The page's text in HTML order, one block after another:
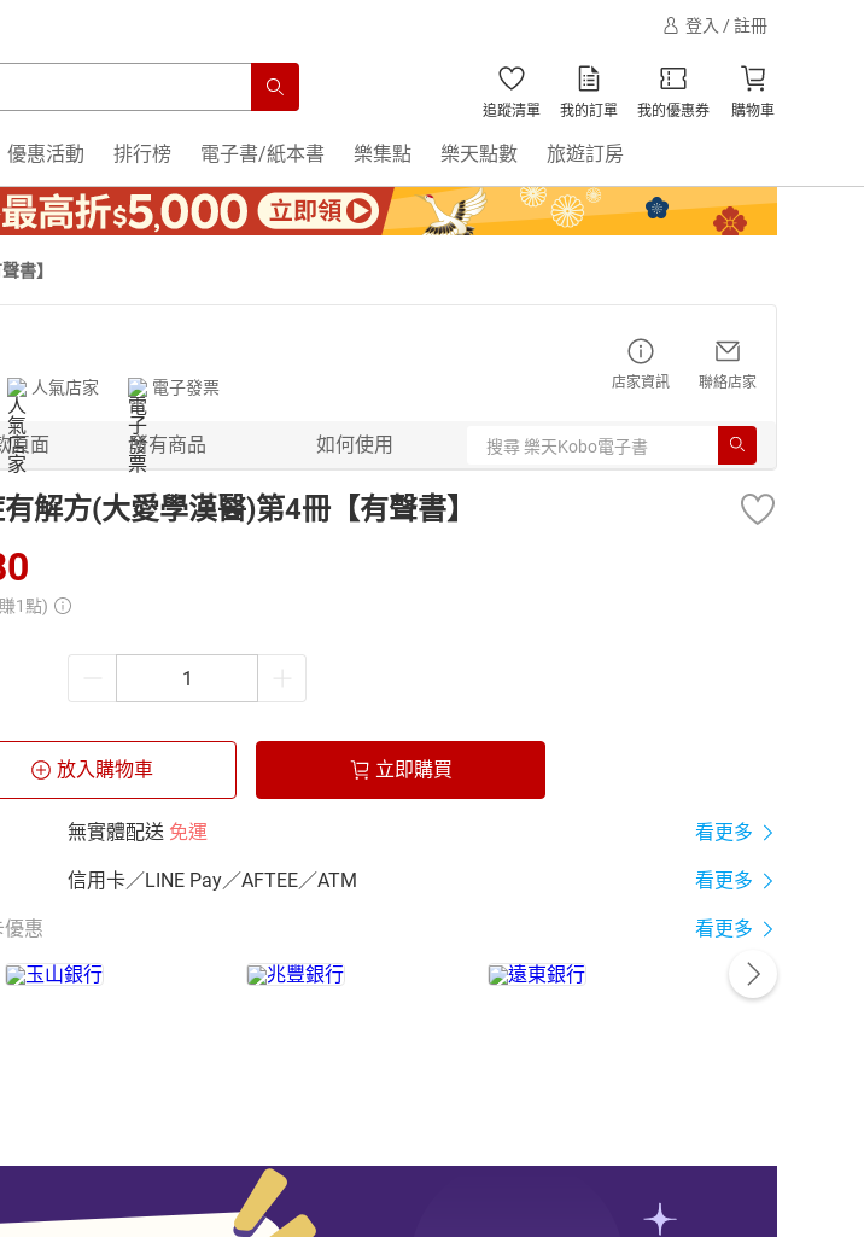
登入 / 註冊
追蹤清單 我的訂單 我的優惠券 購物車
優惠活動 排行榜 電子書/紙本書 樂集點 樂天點數 旅遊訂房
書】
人氣店家 電子發票 店家資訊 聯絡店家
頁面 所有商品 如何使用
解方(大愛學漢醫)第4冊【有聲書】
1點)
放入購物車 立即購買
無實體配送 免運 看更多
信用卡／LINE Pay／AFTEE／ATM 看更多
惠 看更多